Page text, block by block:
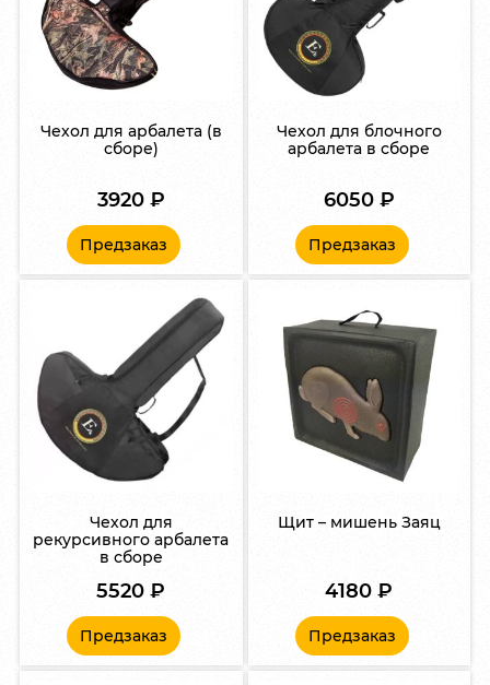
Чехол для арбалета (в
сборе)
3920 ₽
Предзаказ
Чехол для блочного
арбалета в сборе
6050 ₽
Предзаказ
Чехол для
рекурсивного арбалета
в сборе
5520₽
Предзаказ
Щит – мишень Заяц
4180₽
Предзаказ